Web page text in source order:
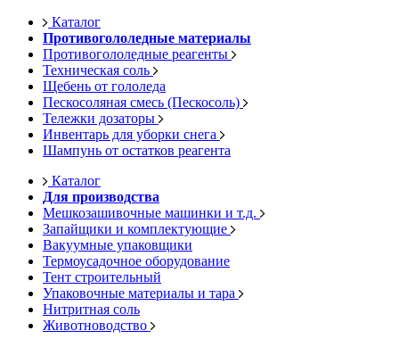
Каталог
Противогололедные материалы
Противогололедные реагенты
Техническая соль
Щебень от гололеда
Пескосоляная смесь (Пескосоль)
Тележки дозаторы
Инвентарь для уборки снега
Шампунь от остатков реагента
Каталог
Для производства
Мешкозашивочные машинки и т.д.
Запайщики и комплектующие
Вакуумные упаковщики
Термоусадочное оборудование
Тент строительный
Упаковочные материалы и тара
Нитритная соль
Животноводство